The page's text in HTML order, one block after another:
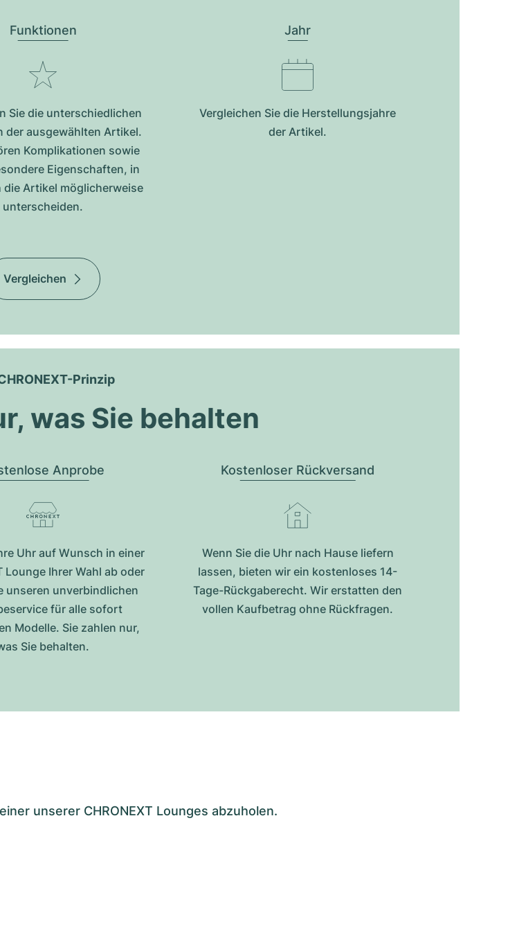
Funktionen
Sie die unterschiedlichen
der ausgewählten Artikel.
Komplikationen sowie
Eigenschaften, in
die Artikel möglicherweise
unterscheiden.
Jahr
Vergleichen Sie die Herstellungsjahre
der Artikel.
Vergleichen
Prinzip
was Sie behalten
Anprobe
Uhr auf Wunsch in einer
Lounge Ihrer Wahl ab oder
unseren unverbindlichen
für alle sofort
Modelle. Sie zahlen nur,
Sie behalten.
Kostenloser Rückversand
Wenn Sie die Uhr nach Hause liefern
lassen, bieten wir ein kostenloses 14-
Tage-Rückgaberecht. Wir erstatten den
vollen Kaufbetrag ohne Rückfragen.
unserer CHRONEXT Lounges abzuholen.